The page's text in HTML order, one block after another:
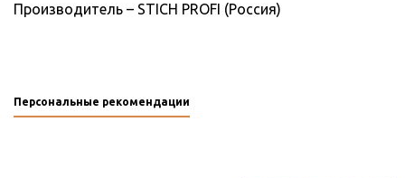
Производитель – STICH PROFI (Россия)
Персональные рекомендации